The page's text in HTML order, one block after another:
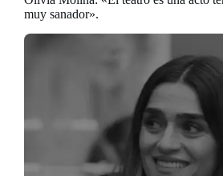
muy sanador».